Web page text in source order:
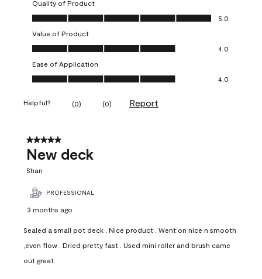
Quality of Product
Quality of Product, 5.0 out of 5
5.0
Value of Product
Value of Product, 4.0 out of 5
4.0
Ease of Application
Ease of Application, 4.0 out of 5
4.0
Helpful? (0) (0) Report
5 out of 5 stars.
New deck
Shan
PROFESSIONAL
3 months ago
Sealed a small pot deck . Nice product . Went on nice n smooth
,even flow . Dried pretty fast . Used mini roller and brush came
out great